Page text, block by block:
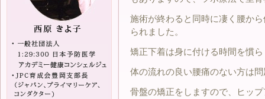
施術が終わると同時に凄く腰か
られました。
矯正下着は身に付ける時間を慣
体の流れの良い腰痛のない方は
骨盤の矯正をしますので、ヒッ